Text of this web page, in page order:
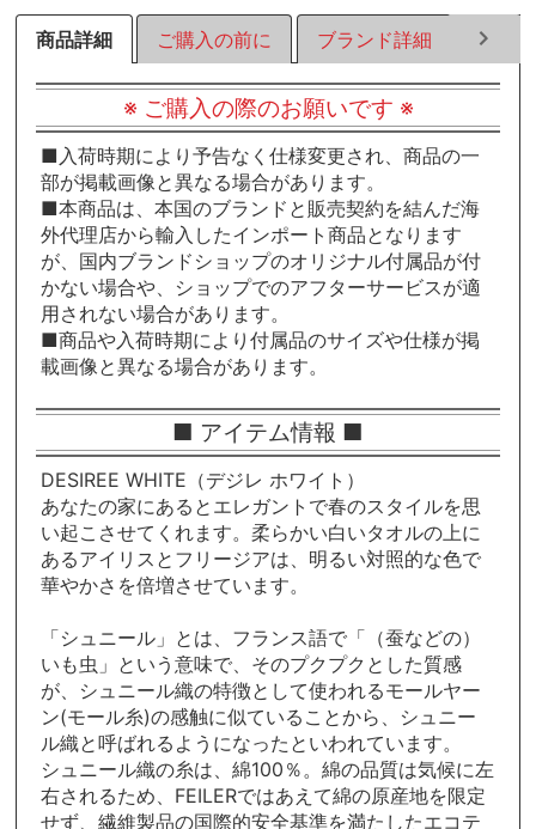
商品詳細 ご購入の前に ブランド詳細 ラッ
※ ご購入の際のお願いです ※
■入荷時期により予告なく仕様変更され、商品の一
部が掲載画像と異なる場合があります。
■本商品は、本国のブランドと販売契約を結んだ海
外代理店から輸入したインポート商品となります
が、国内ブランドショップのオリジナル付属品が付
かない場合や、ショップでのアフターサービスが適
用されない場合があります。
■商品や入荷時期により付属品のサイズや仕様が掲
載画像と異なる場合があります。
■ アイテム情報 ■
DESIREE WHITE（デジレ ホワイト）
あなたの家にあるとエレガントで春のスタイルを思
い起こさせてくれます。柔らかい白いタオルの上に
あるアイリスとフリージアは、明るい対照的な色で
華やかさを倍増させています。
「シュニール」とは、フランス語で「（蚕などの）
いも虫」という意味で、そのプクプクとした質感
が、シュニール織の特徴として使われるモールヤー
ン(モール糸)の感触に似ていることから、シュニー
ル織と呼ばれるようになったといわれています。
シュニール織の糸は、綿100％。綿の品質は気候に左
右されるため、FEILERではあえて綿の原産地を限定
せず、繊維製品の国際的安全基準を満たしたエコテ